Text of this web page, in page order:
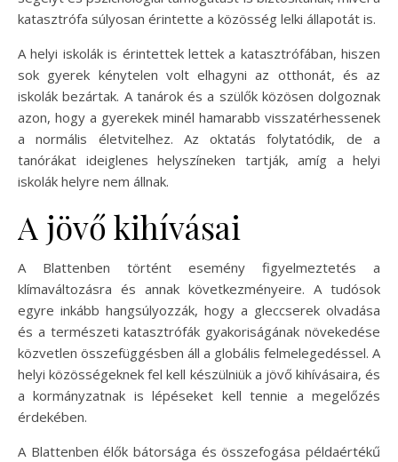
katasztrófa súlyosan érintette a közösség lelki állapotát is.
A helyi iskolák is érintettek lettek a katasztrófában, hiszen
sok gyerek kénytelen volt elhagyni az otthonát, és az
iskolák bezártak. A tanárok és a szülők közösen dolgoznak
azon, hogy a gyerekek minél hamarabb visszatérhessenek
a normális életvitelhez. Az oktatás folytatódik, de a
tanórákat ideiglenes helyszíneken tartják, amíg a helyi
iskolák helyre nem állnak.
A jövő kihívásai
A Blattenben történt esemény figyelmeztetés a
klímaváltozásra és annak következményeire. A tudósok
egyre inkább hangsúlyozzák, hogy a gleccserek olvadása
és a természeti katasztrófák gyakoriságának növekedése
közvetlen összefüggésben áll a globális felmelegedéssel. A
helyi közösségeknek fel kell készülniük a jövő kihívásaira, és
a kormányzatnak is lépéseket kell tennie a megelőzés
érdekében.
A Blattenben élők bátorsága és összefogása példaértékű